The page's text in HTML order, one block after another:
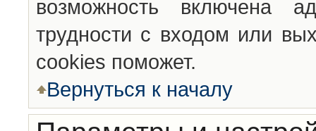
возможность включена
трудности с входом или
cookies поможет.
Вернуться к началу